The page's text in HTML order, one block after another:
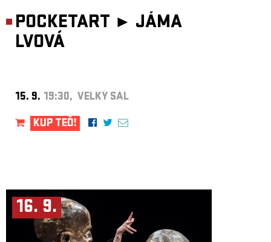
POCKETART ► JÁMA
LVOVÁ
15. 9. 19:30, VELKÝ SÁL
KUP TEĎ!
16. 9.